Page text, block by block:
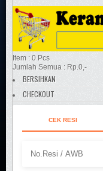
Item : 0 Pcs
Jumlah Semua : Rp.0,-
BERSIHKAN
CHECKOUT
CEK RESI